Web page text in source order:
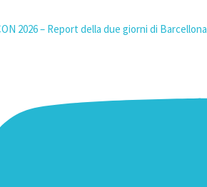
2026 – Report della due giorni di Barcellona